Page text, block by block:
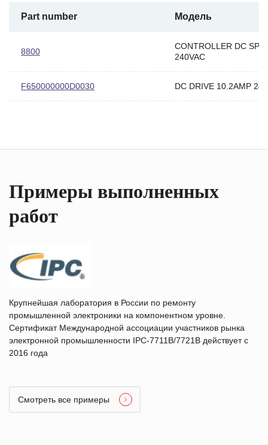
Part number Модель
8800
CONTROLLER DC
240VAC
F650000000D0030 DC DRIVE 10.2AMP
Примеры выполненных
работ
Крупнейшая лаборатория в России по ремонту
промышленной электроники на компонентном уровне.
Сертификат Международной ассоциации участников рынка
электронной промышленности IPC-7711B/7721B действует с
2016 года
Смотреть все примеры